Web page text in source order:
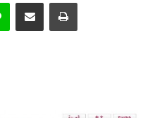
이메일